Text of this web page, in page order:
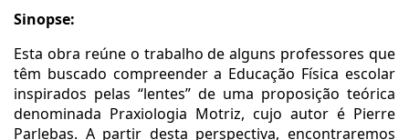
Sinopse:
Esta obra reúne o trabalho de alguns professores que
têm buscado compreender a Educação Física escolar
inspirados pelas “lentes” de uma proposição teórica
denominada Praxiologia Motriz, cujo autor é Pierre
Parlebas. A partir desta perspectiva, encontraremos